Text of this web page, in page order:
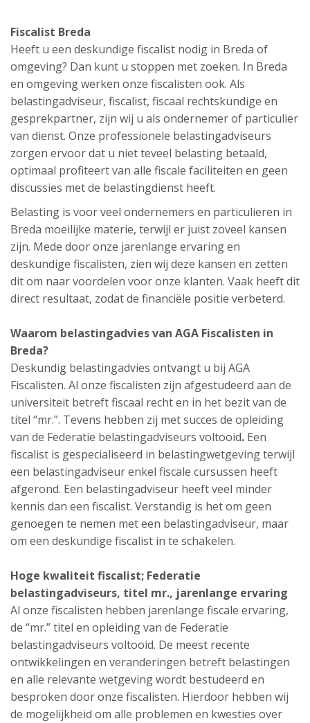
Fiscalist Breda
Heeft u een deskundige fiscalist nodig in Breda of
omgeving? Dan kunt u stoppen met zoeken. In Breda
en omgeving werken onze fiscalisten ook. Als
belastingadviseur, fiscalist, fiscaal rechtskundige en
gesprekpartner, zijn wij u als ondernemer of particulier
van dienst. Onze professionele belastingadviseurs
zorgen ervoor dat u niet teveel belasting betaald,
optimaal profiteert van alle fiscale faciliteiten en geen
discussies met de belastingdienst heeft.
Belasting is voor veel ondernemers en particulieren in
Breda moeilijke materie, terwijl er juist zoveel kansen
zijn. Mede door onze jarenlange ervaring en
deskundige fiscalisten, zien wij deze kansen en zetten
dit om naar voordelen voor onze klanten. Vaak heeft dit
direct resultaat, zodat de financiële positie verbeterd.
Waarom belastingadvies van AGA Fiscalisten in
Breda?
Deskundig belastingadvies ontvangt u bij AGA
Fiscalisten. Al onze fiscalisten zijn afgestudeerd aan de
universiteit betreft fiscaal recht en in het bezit van de
titel “mr.”. Tevens hebben zij met succes de opleiding
van de Federatie belastingadviseurs voltooid. Een
fiscalist is gespecialiseerd in belastingwetgeving terwijl
een belastingadviseur enkel fiscale cursussen heeft
afgerond. Een belastingadviseur heeft veel minder
kennis dan een fiscalist. Verstandig is het om geen
genoegen te nemen met een belastingadviseur, maar
om een deskundige fiscalist in te schakelen.
Hoge kwaliteit fiscalist; Federatie
belastingadviseurs, titel mr., jarenlange ervaring
Al onze fiscalisten hebben jarenlange fiscale ervaring,
de “mr.” titel en opleiding van de Federatie
belastingadviseurs voltooid. De meest recente
ontwikkelingen en veranderingen betreft belastingen
en alle relevante wetgeving wordt bestudeerd en
besproken door onze fiscalisten. Hierdoor hebben wij
de mogelijkheid om alle problemen en kwesties over